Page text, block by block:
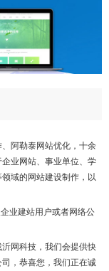
阿勒泰网站优化，十余
业网站、事业单位、学
域的网站建设制作，以
业建站用户或者网络公
网科技，我们会提供快
，恭喜您，我们正在诚